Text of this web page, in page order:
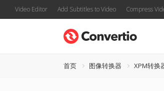
Video Editor Add Subtitles to Video Compress
首页 图像转换器 XPM转换